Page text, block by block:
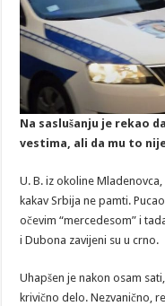
Na saslušanju je rekao
vestima, ali da mu to
U. B. iz okoline
kakav Srbija ne pamti.
očevim “mercedesom” i
i Dubona zavijeni su u crno.
Uhapšen je nakon osam
krivično delo. Nezvanično,